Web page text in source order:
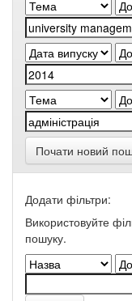
Почати новий
Додати фільтри:
Використовуйте
пошуку.